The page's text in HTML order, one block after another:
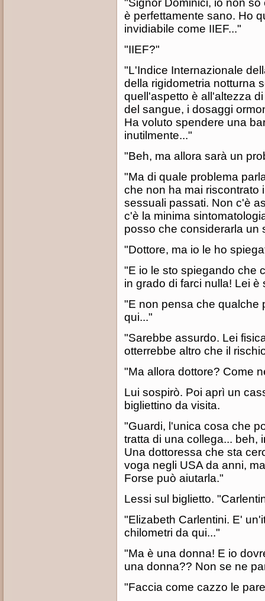
"Signor Dominici, io non
è perfettamente sano. Ho
invidiabile come IIEF..."
"IIEF?"
"L'Indice Internazionale
della rigidometria notturna
quell'aspetto è all'altezza
del sangue, i dosaggi
Ha voluto spendere una
inutilmente..."
"Beh, ma allora sarà un
"Ma di quale problema
che non ha mai riscontrato
sessuali passati. Non c'è
c'è la minima
posso che considerarla un
"Dottore, ma io le ho
"E io le sto spiegando che
in grado di farci nulla! Lei è
"E non pensa che qualche
qui..."
"Sarebbe assurdo. Lei
otterrebbe altro che il
"Ma allora dottore? Come
Lui sospirò. Poi aprì un
bigliettino da visita.
"Guardi, l'unica cosa che
tratta di una collega... beh,
Una dottoressa che sta
voga negli USA da anni,
Forse può aiutarla."
Lessi sul biglietto.
"Elizabeth Carlentini. E'
chilometri da qui..."
"Ma è una donna! E io
una donna?? Non se ne
"Faccia come cazzo le